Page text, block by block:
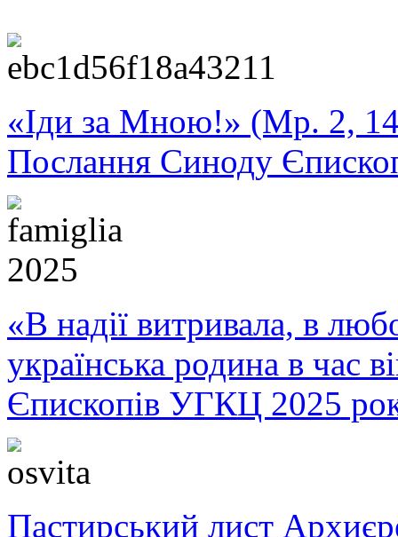
«Іди за Мною!» (Мр. 2,
Послання Синоду
«В надії витривала, в
українська родина в час
Єпископів УГКЦ 2025
Пастирський лист